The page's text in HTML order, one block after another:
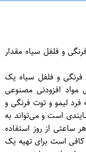
و فلفل سیاه مقدار
و فلفل سیاه یک
افزودنی مصنوعی
لیمو و توت فرنگی و
است و می‌تواند به
ساعتی از روز استفاده
کافی است برای تهیه یک